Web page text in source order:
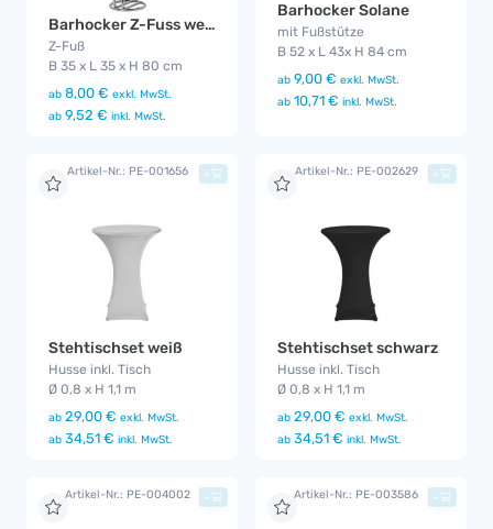
Barhocker Z-Fuss weiß
Z-Fuß
B 35 x L 35 x H 80 cm
ab 8,00 € exkl. MwSt.
ab 9,52 € inkl. MwSt.
Barhocker Solane
mit Fußstütze
B 52 x L 43x H 84 cm
ab 9,00 € exkl. MwSt.
ab 10,71 € inkl. MwSt.
Artikel-Nr.: PE-001656
Stehtischset weiß
Husse inkl. Tisch
Ø 0,8 x H 1,1 m
ab 29,00 € exkl. MwSt.
ab 34,51 € inkl. MwSt.
+ Artikel-Nr.: PE-002629
Stehtischset schwarz
Husse inkl. Tisch
Ø 0,8 x H 1,1 m
ab 29,00 € exkl. MwSt.
ab 34,51 € inkl. MwSt.
+
Artikel-Nr.: PE-004002 + Artikel-Nr.: PE-003586 +